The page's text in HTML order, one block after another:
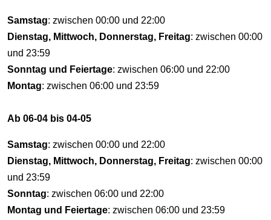
Samstag: zwischen 00:00 und 22:00
Dienstag, Mittwoch, Donnerstag, Freitag: zwischen 00:00
und 23:59
Sonntag und Feiertage: zwischen 06:00 und 22:00
Montag: zwischen 06:00 und 23:59
Ab 06-04 bis 04-05
Samstag: zwischen 00:00 und 22:00
Dienstag, Mittwoch, Donnerstag, Freitag: zwischen 00:00
und 23:59
Sonntag: zwischen 06:00 und 22:00
Montag und Feiertage: zwischen 06:00 und 23:59